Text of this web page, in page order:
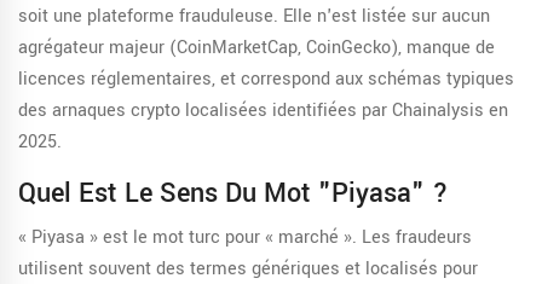
soit une plateforme frauduleuse. Elle n'est listée sur aucun
agrégateur majeur (CoinMarketCap, CoinGecko), manque de
licences réglementaires, et correspond aux schémas typiques
des arnaques crypto localisées identifiées par Chainalysis en
2025.
Quel Est Le Sens Du Mot "Piyasa" ?
« Piyasa » est le mot turc pour « marché ». Les fraudeurs
utilisent souvent des termes génériques et localisés pour